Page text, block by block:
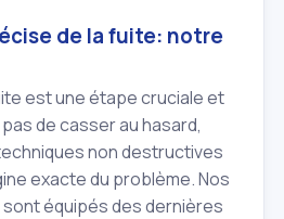
de la fuite: notre
est une étape cruciale et
de casser au hasard,
non destructives
exacte du problème. Nos
équipés des dernières